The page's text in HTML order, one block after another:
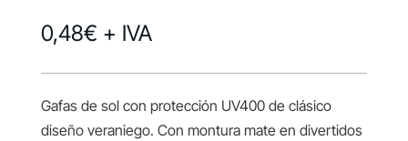
0,48€ + IVA
Gafas de sol con protección UV400 de clásico
diseño veraniego. Con montura mate en divertidos